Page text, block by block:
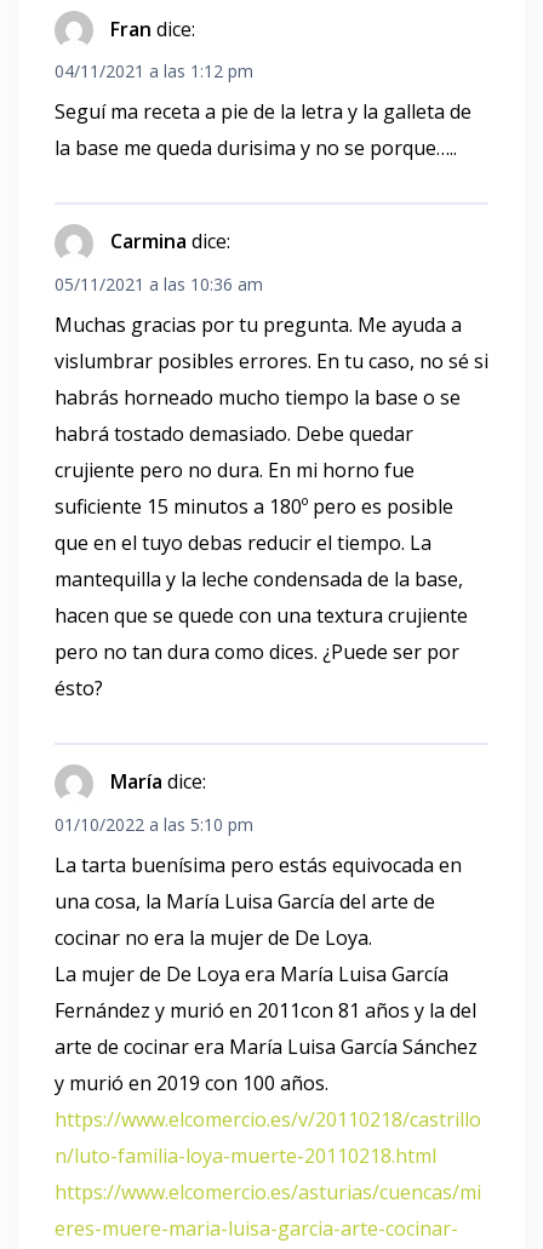
Fran dice:
04/11/2021 a las 1:12 pm
Seguí ma receta a pie de la letra y la galleta de
la base me queda durisima y no se porque…..
Carmina dice:
05/11/2021 a las 10:36 am
Muchas gracias por tu pregunta. Me ayuda a
vislumbrar posibles errores. En tu caso, no sé si
habrás horneado mucho tiempo la base o se
habrá tostado demasiado. Debe quedar
crujiente pero no dura. En mi horno fue
suficiente 15 minutos a 180º pero es posible
que en el tuyo debas reducir el tiempo. La
mantequilla y la leche condensada de la base,
hacen que se quede con una textura crujiente
pero no tan dura como dices. ¿Puede ser por
ésto?
María dice:
01/10/2022 a las 5:10 pm
La tarta buenísima pero estás equivocada en
una cosa, la María Luisa García del arte de
cocinar no era la mujer de De Loya.
La mujer de De Loya era María Luisa García
Fernández y murió en 2011con 81 años y la del
arte de cocinar era María Luisa García Sánchez
y murió en 2019 con 100 años.
https://www.elcomercio.es/v/20110218/castrillo
n/luto-familia-loya-muerte-20110218.html
https://www.elcomercio.es/asturias/cuencas/mi
eres-muere-maria-luisa-garcia-arte-cocinar-